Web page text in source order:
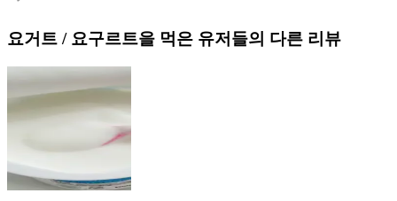
요거트 / 요구르트을 먹은 유저들의 다른 리뷰